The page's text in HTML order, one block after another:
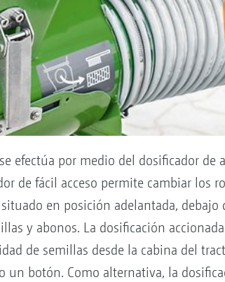
efectúa por medio del dosificador de
de fácil acceso permite cambiar los
en posición adelantada,
y abonos. La dosificación
de semillas desde la cabina del
un botón. Como alternativa, la